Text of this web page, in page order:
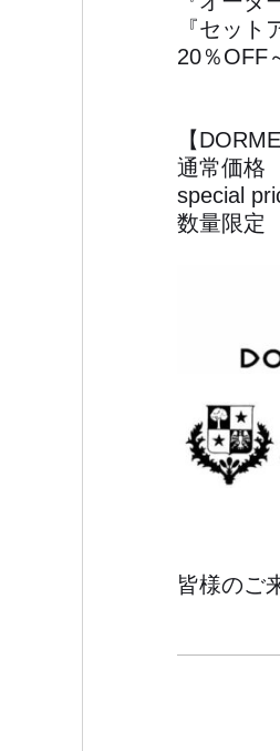
『セット
20％OFF
【
通常価格
special
数量限定
皆様のご